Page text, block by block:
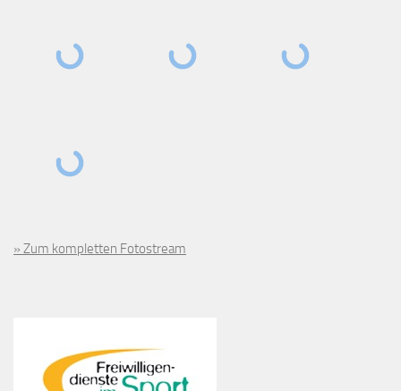
» Zum kompletten Fotostream